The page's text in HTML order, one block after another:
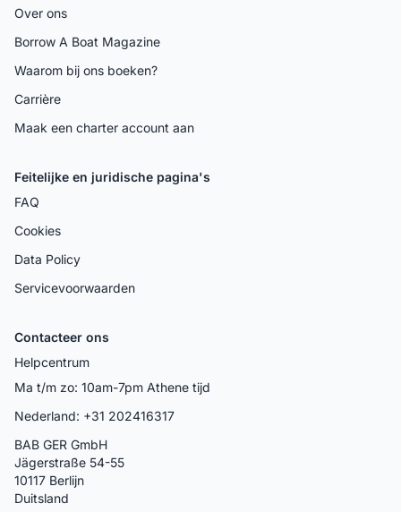
Over ons
Borrow A Boat Magazine
Waarom bij ons boeken?
Carrière
Maak een charter account aan
Feitelijke en juridische pagina's
FAQ
Cookies
Data Policy
Servicevoorwaarden
Contacteer ons
Helpcentrum
Ma t/m zo: 10am-7pm Athene tijd
Nederland: +31 202416317
BAB GER GmbH
Jägerstraße 54-55
10117 Berlijn
Duitsland